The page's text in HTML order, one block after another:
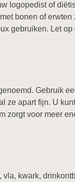
logopedist of
bonen of
gebruiken. Let
Gebruik
ze apart fijn. U
zorgt voor meer
kwark,